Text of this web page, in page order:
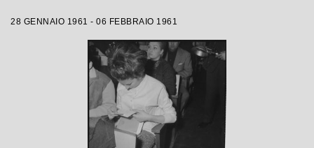
28 GENNAIO 1961 - 06 FEBBRAIO 1961